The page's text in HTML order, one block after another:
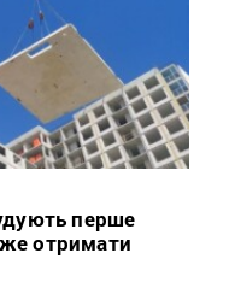
перше
отримати